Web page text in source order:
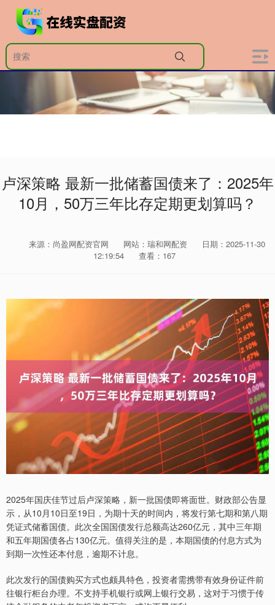
卢深策略 最新一批储蓄国债来了：2025年
10月，50万三年比存定期更划算吗？
来源：尚盈网配资官网 网站：瑞和网配资
日期：2025-11-30
12:19:54
查看：167
2025年国庆佳节过后卢深策略，新一批国债即将面世。财政部公告显
示，从10月10日至19日，为期十天的时间内，将发行第七期和第八期
凭证式储蓄国债。此次全国国债发行总额高达260亿元，其中三年期
和五年期国债各占130亿元。值得关注的是，本期国债的付息方式为
到期一次性还本付息，逾期不计息。
此次发行的国债购买方式也颇具特色，投资者需携带有效身份证件前
往银行柜台办理。不支持手机银行或网上银行交易，这对于习惯于传